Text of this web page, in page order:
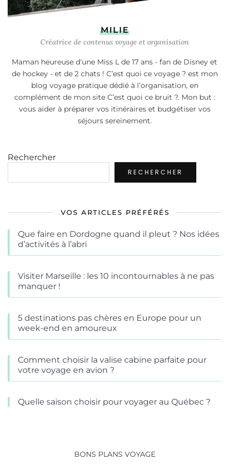
MILIE
Créatrice de contenus voyage et organisation
Maman heureuse d'une Miss L de 17 ans - fan de Disney et
de hockey - et de 2 chats ! C’est quoi ce voyage ? est mon
blog voyage pratique dédié à l’organisation, en
complément de mon site C’est quoi ce bruit ?. Mon but :
vous aider à préparer vos itinéraires et budgétiser vos
séjours sereinement.
Rechercher
RECHERCHER
VOS ARTICLES PRÉFÉRÉS
Que faire en Dordogne quand il pleut ? Nos idées
d’activités à l’abri
Visiter Marseille : les 10 incontournables à ne pas
manquer !
5 destinations pas chères en Europe pour un
week-end en amoureux
Comment choisir la valise cabine parfaite pour
votre voyage en avion ?
Quelle saison choisir pour voyager au Québec ?
BONS PLANS VOYAGE